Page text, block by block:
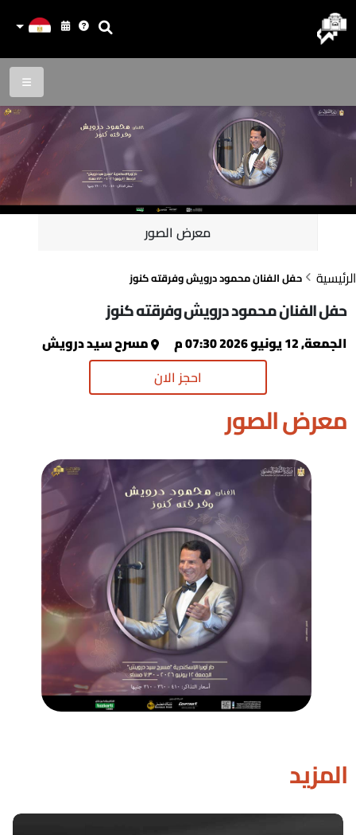
معرض الصور
الرئيسية
حفل الفنان محمود درويش وفرقته كنوز
حفل الفنان محمود درويش وفرقته كنوز
الجمعة, 12 يونيو 2026 07:30 م
مسرح سيد درويش
احجز الان
معرض الصور
المزيد